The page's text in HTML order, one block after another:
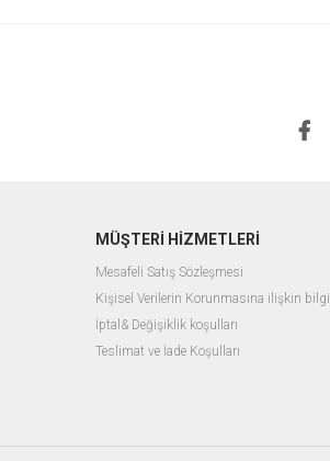
MÜŞTERİ HİZMETLERİ
Mesafeli Satış Sözleşmesi
Kişisel Verilerin Korunmasına ilişkin bilgi
İptal& Değişiklik koşulları
Teslimat ve İade Koşulları